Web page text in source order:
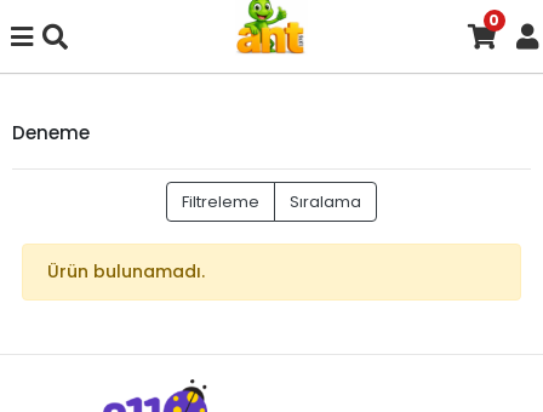
0
Deneme
Filtreleme Sıralama
Ürün bulunamadı.